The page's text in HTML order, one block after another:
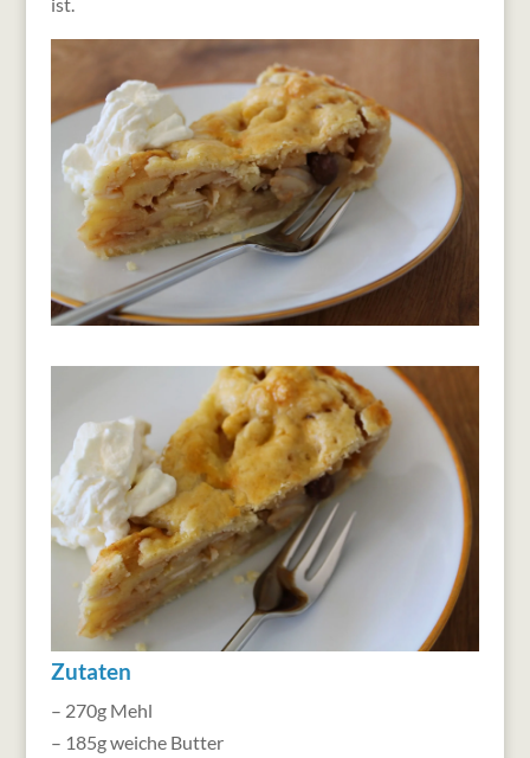
Zutaten
– 270g Mehl
– 185g weiche Butter